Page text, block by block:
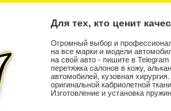
Для тех, кто ценит
Огромный выбор и
на все марки и модели
на свой авто - пишите в
перетяжка салонов в кожу,
автомобилей, кузовная
оригинальной кабриолетной
Изготовление и установка